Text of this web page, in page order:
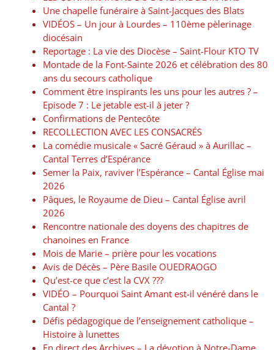
Une chapelle funéraire à Saint-Jacques des Blats
VIDÉOS – Un jour à Lourdes – 110ème pèlerinage
diocésain
Reportage : La vie des Diocèse – Saint-Flour KTO TV
Montade de la Font-Sainte 2026 et célébration des 80
ans du secours catholique
Comment être inspirants les uns pour les autres ? –
Episode 7 : Le jetable est-il à jeter ?
Confirmations de Pentecôte
RECOLLECTION AVEC LES CONSACRÉS
La comédie musicale « Sacré Géraud » à Aurillac –
Cantal Terres d’Espérance
Semer la Paix, raviver l’Espérance – Cantal Église mai
2026
Pâques, le Royaume de Dieu – Cantal Église avril
2026
Rencontre nationale des doyens des chapitres de
chanoines en France
Mois de Marie – prière pour les vocations
Avis de Décès – Père Basile OUEDRAOGO
Qu’est-ce que c’est la CVX ???
VIDÉO – Pourquoi Saint Amant est-il vénéré dans le
Cantal ?
Défis pédagogique de l’enseignement catholique –
Histoire à lunettes
En direct des Archives – La dévotion à Notre-Dame